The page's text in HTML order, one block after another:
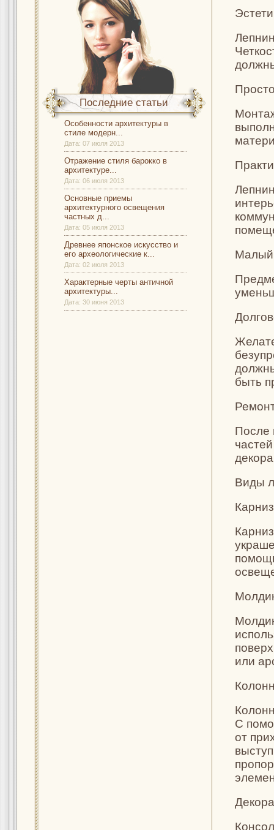
Малый
быть
После
Виды
или
С
от
Последние статьи
Особенности архитектуры в
стиле модерн...
Дата: 07 июля 2013
Отражение стиля барокко в
архитектуре...
Дата: 06 июля 2013
Основные приемы
архитектурного освещения
частных д...
Дата: 05 июля 2013
Древнее японское искусство и
его археологические к...
Дата: 02 июля 2013
Характерные черты античной
архитектуры...
Дата: 30 июня 2013